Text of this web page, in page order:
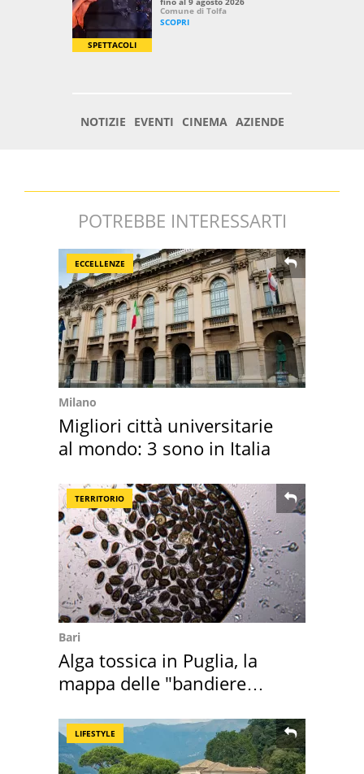
POTREBBE INTERESSARTI
ECCELLENZE
Milano
Migliori città universitarie
al mondo: 3 sono in Italia
TERRITORIO
Bari
Alga tossica in Puglia, la
mappa delle "bandiere
LIFESTYLE